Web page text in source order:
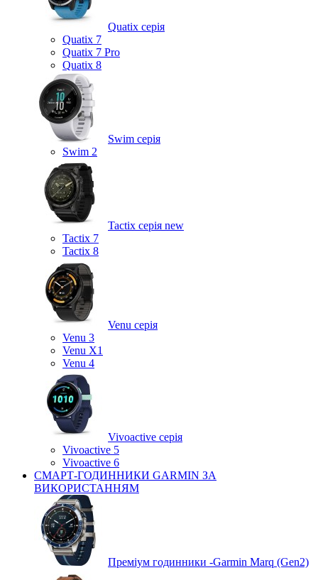
Quatix серія
Quatix 7
Quatix 7 Pro
Quatix 8
Swim серія
Swim 2
Tactix серія new
Tactix 7
Tactix 8
Venu серія
Venu 3
Venu X1
Venu 4
Vivoactive серія
Vivoactive 5
Vivoactive 6
СМАРТ-ГОДИННИКИ GARMIN ЗА
ВИКОРИСТАННЯМ
Преміум годинники -Garmin Marq (Gen2)